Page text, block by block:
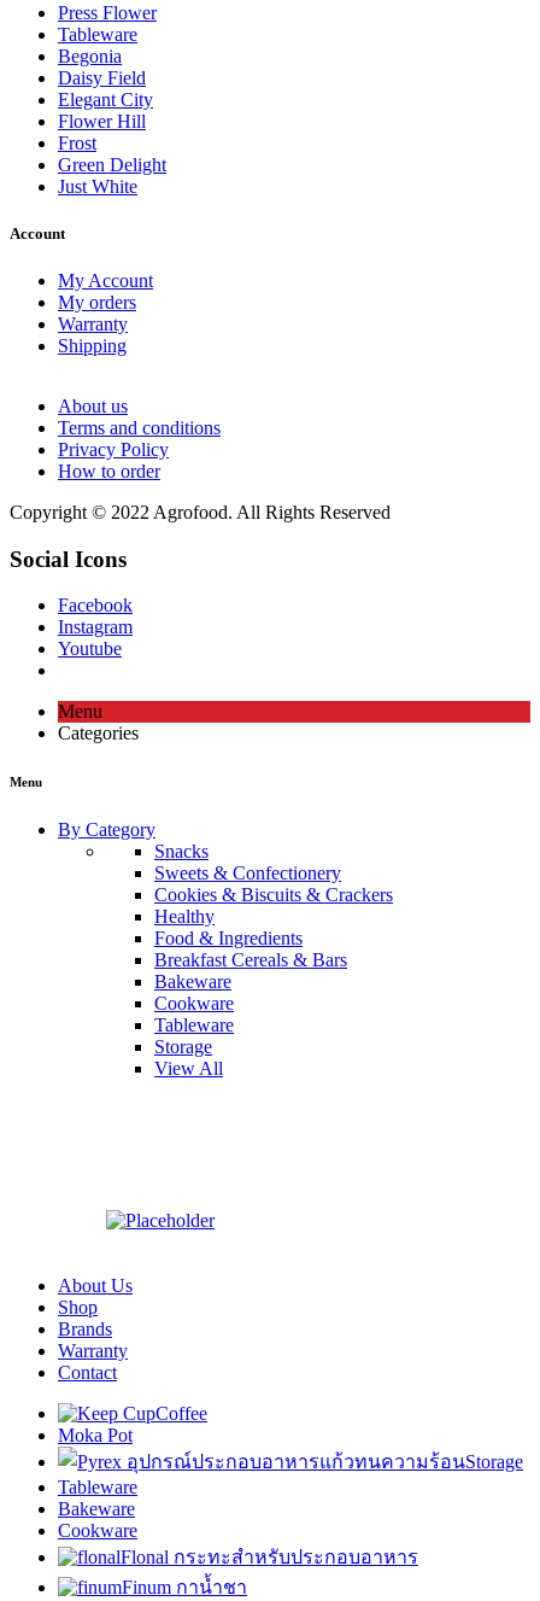
Press Flower
Tableware
Begonia
Daisy Field
Elegant City
Flower Hill
Frost
Green Delight
Just White
Account
My Account
My orders
Warranty
Shipping
About us
Terms and conditions
Privacy Policy
How to order
Copyright © 2022 Agrofood. All Rights Reserved
Social Icons
Facebook
Instagram
Youtube
Menu
Categories
Menu
By Category
Snacks
Sweets & Confectionery
Cookies & Biscuits & Crackers
Healthy
Food & Ingredients
Breakfast Cereals & Bars
Bakeware
Cookware
Tableware
Storage
View All
About Us
Shop
Brands
Warranty
Contact
Coffee
Moka Pot
Storage
Tableware
Bakeware
Cookware
Flonal กระทะสำหรับประกอบอาหาร
Finum กาน้ำชา